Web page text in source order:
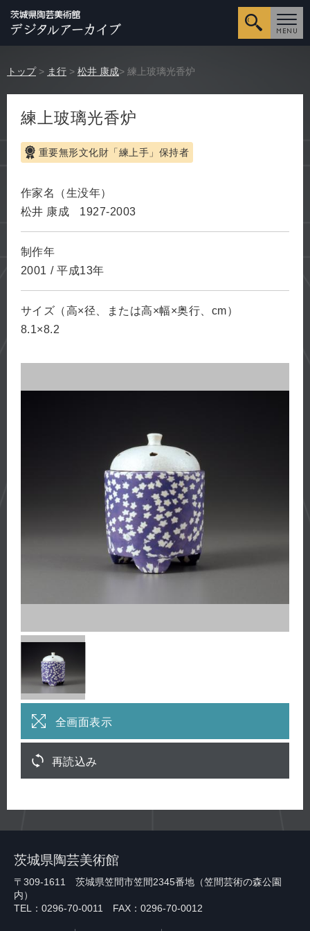
詳細検
トップ > ま行 > 松井 康成> 練上玻璃光香炉
練上玻璃光香炉
重要無形文化財「練上手」保持者
作家名（生没年）
松井 康成
1927-2003
制作年
2001 / 平成13年
サイズ（高×径、または高×幅×奥行、cm）
8.1×8.2
全画面表示
再読込み
茨城県陶芸美術館
〒309-1611 茨城県笠間市笠間2345番地（笠間芸術の森公園
内）
TEL：0296-70-0011 FAX：0296-70-0012